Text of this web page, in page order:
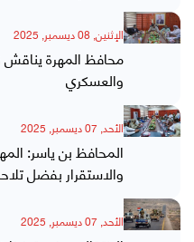
الإثنين, 08 ديسمبر, 2025
محافظ المهرة يناقش
والعسكري
الأحد, 07 ديسمبر, 2025
المحافظ بن ياسر:
والاستقرار بفضل
الأحد, 07 ديسمبر, 2025